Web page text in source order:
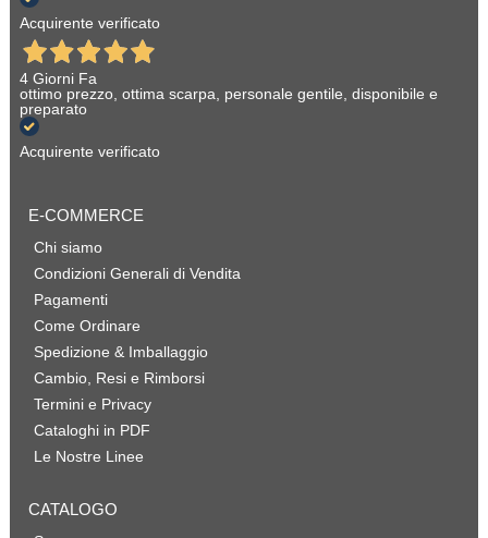
Acquirente verificato
4 Giorni Fa
ottimo prezzo, ottima scarpa, personale gentile, disponibile e
preparato
Acquirente verificato
E-COMMERCE
Chi siamo
Condizioni Generali di Vendita
Pagamenti
Come Ordinare
Spedizione & Imballaggio
Cambio, Resi e Rimborsi
Termini e Privacy
Cataloghi in PDF
Le Nostre Linee
CATALOGO